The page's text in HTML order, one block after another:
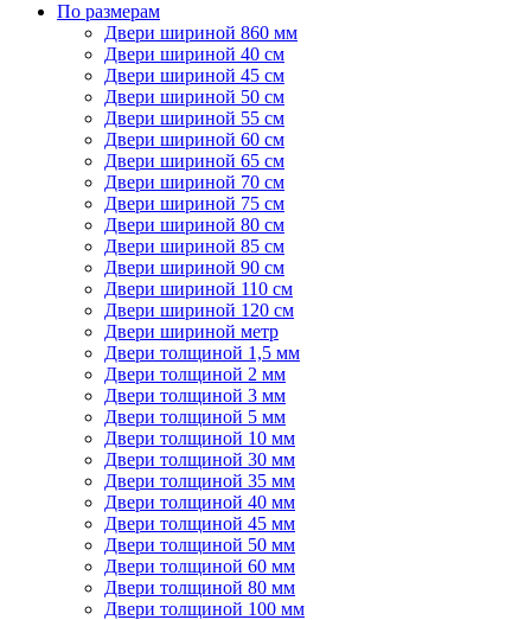
По размерам
Двери шириной 860 мм
Двери шириной 40 см
Двери шириной 45 см
Двери шириной 50 см
Двери шириной 55 см
Двери шириной 60 см
Двери шириной 65 см
Двери шириной 70 см
Двери шириной 75 см
Двери шириной 80 см
Двери шириной 85 см
Двери шириной 90 см
Двери шириной 110 см
Двери шириной 120 см
Двери шириной метр
Двери толщиной 1,5 мм
Двери толщиной 2 мм
Двери толщиной 3 мм
Двери толщиной 5 мм
Двери толщиной 10 мм
Двери толщиной 30 мм
Двери толщиной 35 мм
Двери толщиной 40 мм
Двери толщиной 45 мм
Двери толщиной 50 мм
Двери толщиной 60 мм
Двери толщиной 80 мм
Двери толщиной 100 мм